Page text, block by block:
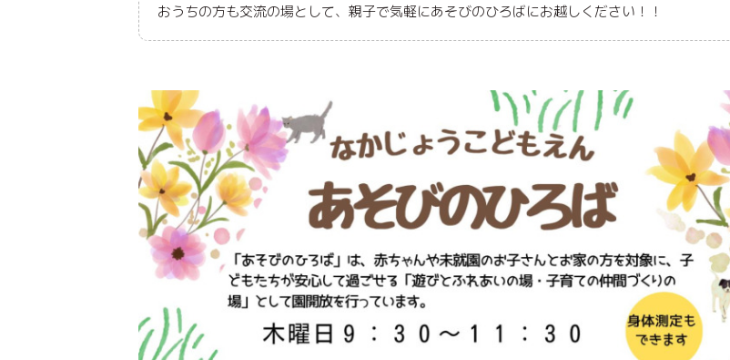
おうちの方も交流の場として、親子で気軽にあそびのひろばにお越しください！！